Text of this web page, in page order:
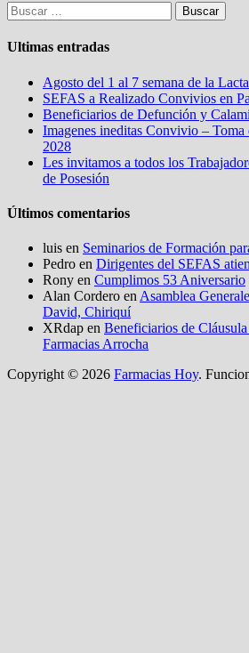
Buscar:
Ultimas entradas
Agosto del 1 al 7 semana de la
SEFAS a Realizado Convivios en
Beneficiarios de Defunción y
Imagenes ineditas Convivio – Toma
2028
Les invitamos a todos los
de Posesión
Últimos comentarios
luis en Seminarios de Formación
Pedro en Dirigentes del SEFAS
Rony en Cumplimos 53 Aniversario
Alan Cordero en Asamblea
David, Chiriquí
XRdap en Beneficiarios de
Farmacias Arrocha
Copyright © 2026 Farmacias Hoy.